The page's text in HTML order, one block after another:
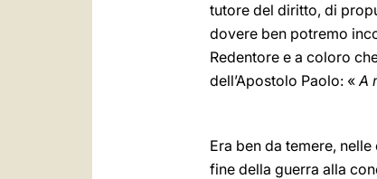
tutore del diritto, di
dovere ben potremo
Redentore e a coloro
dell’Apostolo Paolo: «A
Era ben da temere,
fine della guerra alla